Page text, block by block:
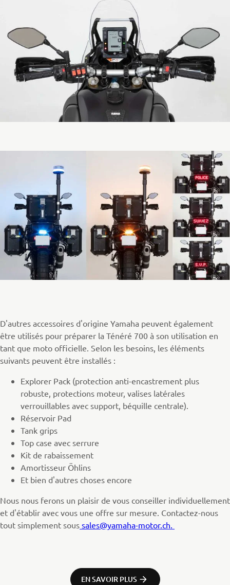
D'autres accessoires d'origine Yamaha peuvent également
être utilisés pour préparer la Ténéré 700 à son utilisation en
tant que moto officielle. Selon les besoins, les éléments
suivants peuvent être installés :
Explorer Pack (protection anti-encastrement plus
robuste, protections moteur, valises latérales
verrouillables avec support, béquille centrale).
Réservoir Pad
Tank grips
Top case avec serrure
Kit de rabaissement
Amortisseur Öhlins
Et bien d'autres choses encore
Nous nous ferons un plaisir de vous conseiller individuellement
et d'établir avec vous une offre sur mesure. Contactez-nous
tout simplement sous sales@yamaha-motor.ch.
EN SAVOIR PLUS